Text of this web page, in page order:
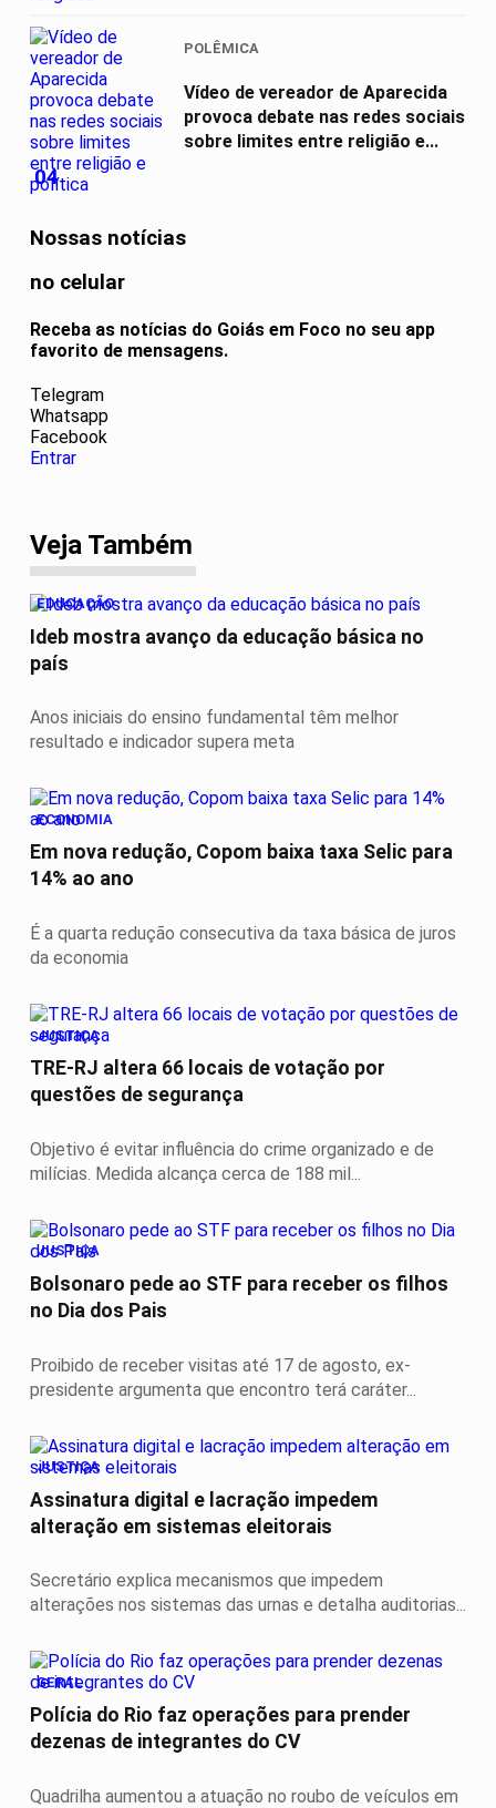
04
POLÊMICA
Vídeo de vereador de Aparecida
provoca debate nas redes sociais
sobre limites entre religião e...
Nossas notícias
no celular
Receba as notícias do Goiás em Foco no seu app
favorito de mensagens.
Telegram
Whatsapp
Facebook
Entrar
Veja Também
EDUCAÇÃO
Ideb mostra avanço da educação básica no
país
Anos iniciais do ensino fundamental têm melhor
resultado e indicador supera meta
ECONOMIA
Em nova redução, Copom baixa taxa Selic para
14% ao ano
É a quarta redução consecutiva da taxa básica de juros
da economia
JUSTIÇA
TRE-RJ altera 66 locais de votação por
questões de segurança
Objetivo é evitar influência do crime organizado e de
milícias. Medida alcança cerca de 188 mil...
JUSTIÇA
Bolsonaro pede ao STF para receber os filhos
no Dia dos Pais
Proibido de receber visitas até 17 de agosto, ex-
presidente argumenta que encontro terá caráter...
JUSTIÇA
Assinatura digital e lacração impedem
alteração em sistemas eleitorais
Secretário explica mecanismos que impedem
alterações nos sistemas das urnas e detalha auditorias...
GERAL
Polícia do Rio faz operações para prender
dezenas de integrantes do CV
Quadrilha aumentou a atuação no roubo de veículos em